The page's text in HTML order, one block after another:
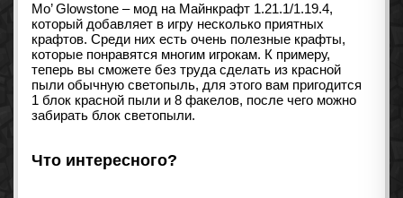
Mo’ Glowstone – мод на Майнкрафт 1.21.1/1.19.4,
который добавляет в игру несколько приятных
крафтов. Среди них есть очень полезные крафты,
которые понравятся многим игрокам. К примеру,
теперь вы сможете без труда сделать из красной
пыли обычную светопыль, для этого вам пригодится
1 блок красной пыли и 8 факелов, после чего можно
забирать блок светопыли.
Что интересного?